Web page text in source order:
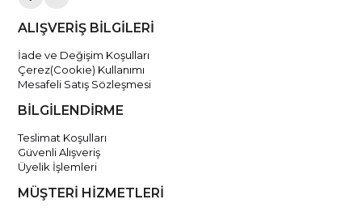
ALIŞVERİŞ BİLGİLERİ
İade ve Değişim Koşulları
Çerez(Cookie) Kullanımı
Mesafeli Satış Sözleşmesi
BİLGİLENDİRME
Teslimat Koşulları
Güvenli Alışveriş
Üyelik İşlemleri
MÜŞTERİ HİZMETLERİ